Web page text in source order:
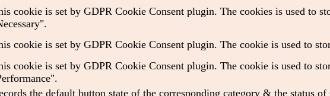
cookie is set by GDPR Cookie Consent plugin. The cookies is used to
cookie is set by GDPR Cookie Consent plugin. The cookie is used to
cookie is set by GDPR Cookie Consent plugin. The cookie is used to
the default button state of the corresponding category & the status